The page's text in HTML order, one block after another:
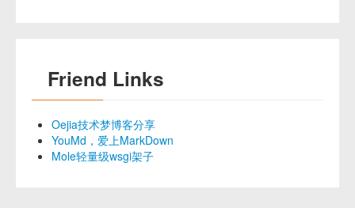
Friend Links
Oejia技术梦博客分享
YouMd，爱上MarkDown
Mole轻量级wsgi架子